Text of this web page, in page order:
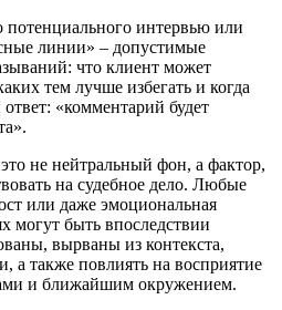
потенциального интервью или
линии» – допустимые
что клиент может
тем лучше избегать и когда
«комментарий будет
не нейтральный фон, а фактор,
на судебное дело. Любые
или даже эмоциональная
могут быть впоследствии
вырваны из контекста,
а также повлиять на восприятие
и ближайшим окружением.